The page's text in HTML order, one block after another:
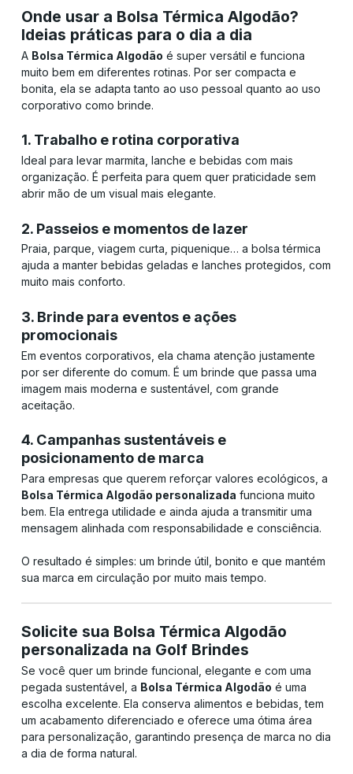
Onde usar a Bolsa Térmica Algodão?
Ideias práticas para o dia a dia
A Bolsa Térmica Algodão é super versátil e funciona
muito bem em diferentes rotinas. Por ser compacta e
bonita, ela se adapta tanto ao uso pessoal quanto ao uso
corporativo como brinde.
1. Trabalho e rotina corporativa
Ideal para levar marmita, lanche e bebidas com mais
organização. É perfeita para quem quer praticidade sem
abrir mão de um visual mais elegante.
2. Passeios e momentos de lazer
Praia, parque, viagem curta, piquenique… a bolsa térmica
ajuda a manter bebidas geladas e lanches protegidos, com
muito mais conforto.
3. Brinde para eventos e ações
promocionais
Em eventos corporativos, ela chama atenção justamente
por ser diferente do comum. É um brinde que passa uma
imagem mais moderna e sustentável, com grande
aceitação.
4. Campanhas sustentáveis e
posicionamento de marca
Para empresas que querem reforçar valores ecológicos, a
Bolsa Térmica Algodão personalizada funciona muito
bem. Ela entrega utilidade e ainda ajuda a transmitir uma
mensagem alinhada com responsabilidade e consciência.
O resultado é simples: um brinde útil, bonito e que mantém
sua marca em circulação por muito mais tempo.
Solicite sua Bolsa Térmica Algodão
personalizada na Golf Brindes
Se você quer um brinde funcional, elegante e com uma
pegada sustentável, a Bolsa Térmica Algodão é uma
escolha excelente. Ela conserva alimentos e bebidas, tem
um acabamento diferenciado e oferece uma ótima área
para personalização, garantindo presença de marca no dia
a dia de forma natural.